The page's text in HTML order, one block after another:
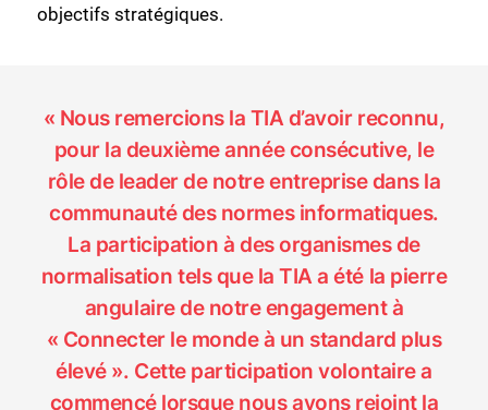
objectifs stratégiques.
« Nous remercions la TIA d’avoir reconnu,
pour la deuxième année consécutive, le
rôle de leader de notre entreprise dans la
communauté des normes informatiques.
La participation à des organismes de
normalisation tels que la TIA a été la pierre
angulaire de notre engagement à
« Connecter le monde à un standard plus
élevé ». Cette participation volontaire a
commencé lorsque nous avons rejoint la